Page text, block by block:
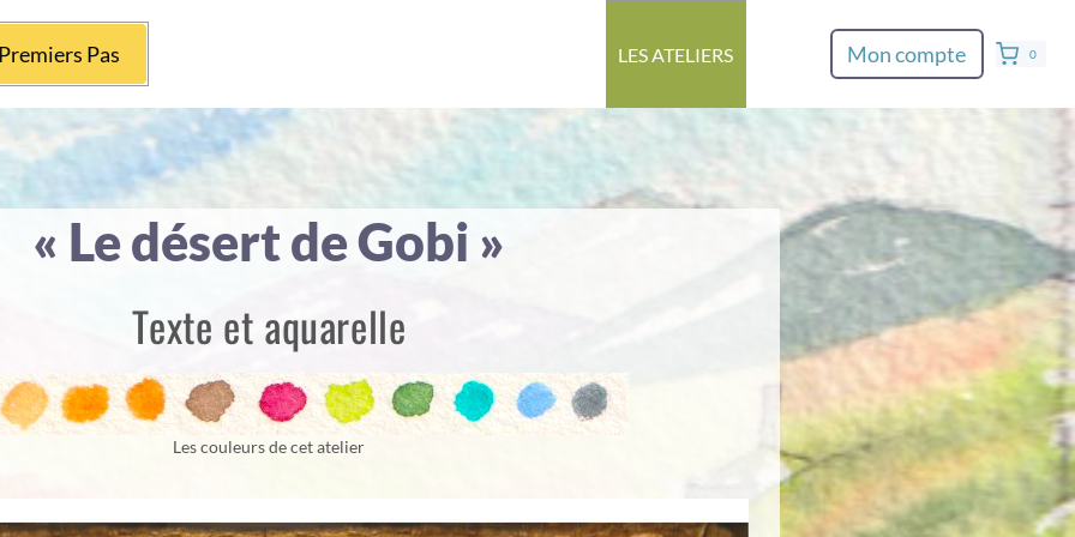
Premiers Pas LES ATELIERS Mon compte 0
« Le désert de Gobi »
Texte et aquarelle
Les couleurs de cet atelier